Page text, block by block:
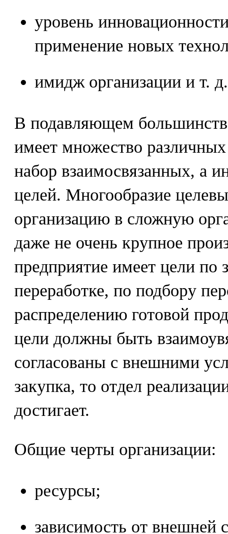
уровень
применение новых
имидж организации и т. д.
В подавляющем
имеет множество
набор взаимосвязанных, а
целей. Многообразие
организацию в сложную
даже не очень крупное
предприятие имеет цели по
переработке, по подбору
распределению готовой
цели должны быть
согласованы с внешними
закупка, то отдел
достигает.
Общие черты организации:
ресурсы;
зависимость от внешней